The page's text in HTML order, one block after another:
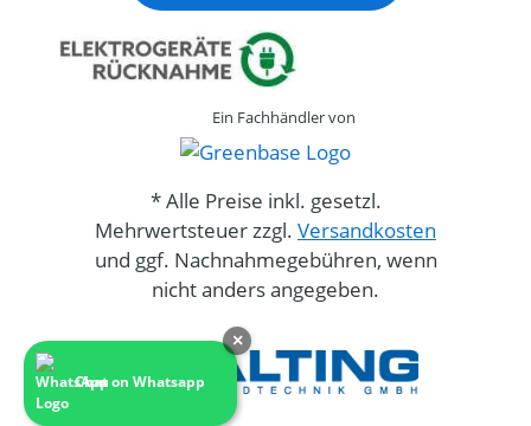
Chat on Whatsapp
×
Ein Fachhändler von
* Alle Preise inkl. gesetzl.
Mehrwertsteuer zzgl. Versandkosten
und ggf. Nachnahmegebühren, wenn
nicht anders angegeben.